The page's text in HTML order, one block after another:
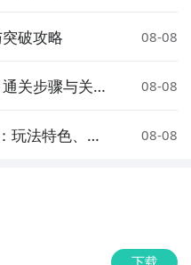
破攻略 08-08
关步骤与关键
08-08
玩法特色、关
08-08